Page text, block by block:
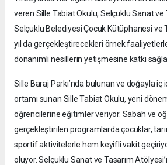
veren Sille Tabiat Okulu, Selçuklu Sanat ve
Selçuklu Belediyesi Çocuk Kütüphanesi ve
yıl da gerçekleştirecekleri örnek
donanımlı nesillerin yetişmesine katkı
Sille Baraj Parkı’nda bulunan ve doğayla
ortamı sunan Sille Tabiat Okulu, yeni
öğrencilerine eğitimler veriyor. Sabah ve
gerçekleştirilen programlarda çocuklar,
sportif aktivitelerle hem keyifli vakit
oluyor. Selçuklu Sanat ve Tasarım